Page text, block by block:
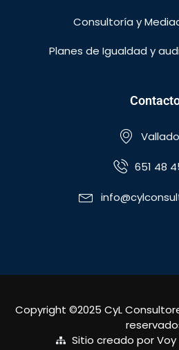
Consultoría y
Planes de Igualdad y
651 48
Copyright ©2025 CyL
Sitio creado por